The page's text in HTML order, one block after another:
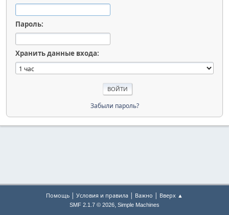
Пароль:
Хранить данные входа:
Забыли пароль?
Помощь | Условия и правила | Важно | Вверх ▲
SMF 2.1.7 © 2026, Simple Machines